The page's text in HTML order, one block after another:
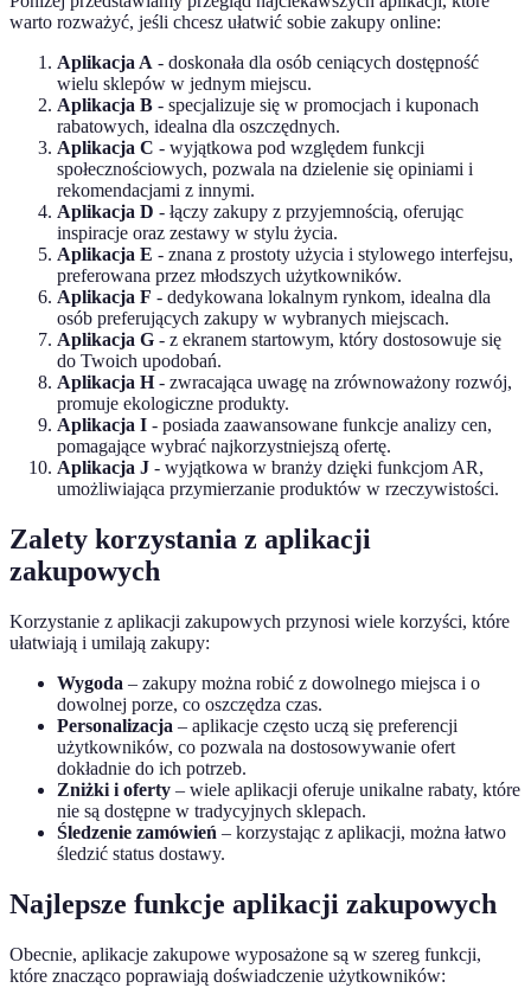
warto rozważyć, jeśli chcesz ułatwić sobie zakupy online:
Aplikacja A - doskonała dla osób ceniących dostępność
wielu sklepów w jednym miejscu.
Aplikacja B - specjalizuje się w promocjach i kuponach
rabatowych, idealna dla oszczędnych.
Aplikacja C - wyjątkowa pod względem funkcji
społecznościowych, pozwala na dzielenie się opiniami i
rekomendacjami z innymi.
Aplikacja D - łączy zakupy z przyjemnością, oferując
inspiracje oraz zestawy w stylu życia.
Aplikacja E - znana z prostoty użycia i stylowego interfejsu,
preferowana przez młodszych użytkowników.
Aplikacja F - dedykowana lokalnym rynkom, idealna dla
osób preferujących zakupy w wybranych miejscach.
Aplikacja G - z ekranem startowym, który dostosowuje się
do Twoich upodobań.
Aplikacja H- zwracająca uwagę na zrównoważony rozwój,
promuje ekologiczne produkty.
Aplikacja I - posiada zaawansowane funkcje analizy cen,
pomagające wybrać najkorzystniejszą ofertę.
Aplikacja J - wyjątkowa w branży dzięki funkcjom AR,
umożliwiająca przymierzanie produktów w rzeczywistości.
Zalety korzystania z aplikacji
zakupowych
Korzystanie z aplikacji zakupowych przynosi wiele korzyści, które
ułatwiają i umilają zakupy:
Wygoda – zakupy można robić z dowolnego miejsca i o
dowolnej porze, co oszczędza czas.
Personalizacja – aplikacje często uczą się preferencji
użytkowników, co pozwala na dostosowywanie ofert
dokładnie do ich potrzeb.
Zniżki i oferty – wiele aplikacji oferuje unikalne rabaty, które
nie są dostępne w tradycyjnych sklepach.
Śledzenie zamówień – korzystając z aplikacji, można łatwo
śledzić status dostawy.
Najlepsze funkcje aplikacji zakupowych
Obecnie, aplikacje zakupowe wyposażone są w szereg funkcji,
które znacząco poprawiają doświadczenie użytkowników: